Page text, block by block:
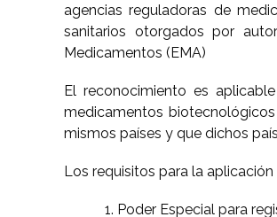
agencias reguladoras de
sanitarios otorgados por
Medicamentos (EMA)
El reconocimiento es
medicamentos
mismos países y que dichos
Los requisitos para la
Poder Especial para